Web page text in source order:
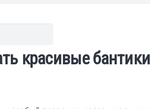
красивые